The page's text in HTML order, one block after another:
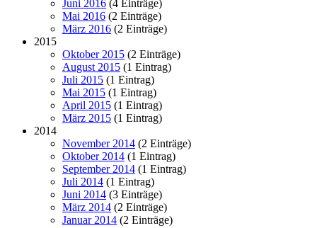
Juni 2016 (4 Einträge)
Mai 2016 (2 Einträge)
März 2016 (2 Einträge)
2015
Oktober 2015 (2 Einträge)
August 2015 (1 Eintrag)
Juli 2015 (1 Eintrag)
Mai 2015 (1 Eintrag)
April 2015 (1 Eintrag)
März 2015 (1 Eintrag)
2014
November 2014 (2 Einträge)
Oktober 2014 (1 Eintrag)
September 2014 (1 Eintrag)
Juli 2014 (1 Eintrag)
Juni 2014 (3 Einträge)
März 2014 (2 Einträge)
Januar 2014 (2 Einträge)